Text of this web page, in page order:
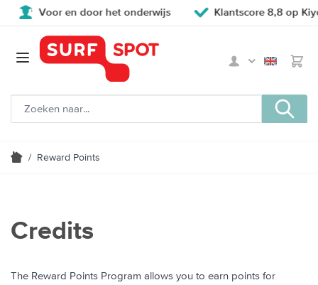
Voor en door het onderwijs Klantscore 8,8 op
/ Reward Points
Credits
The Reward Points Program allows you to earn points for